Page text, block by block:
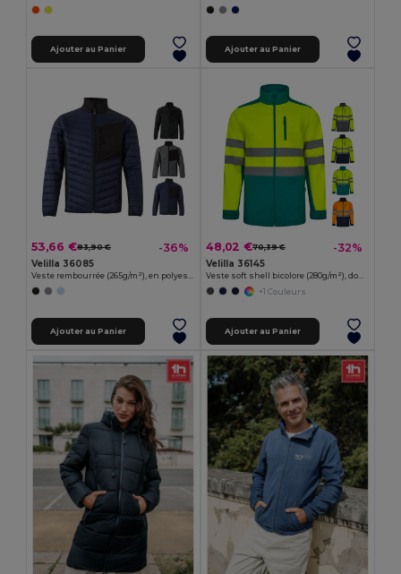
Ajouter au Panier Ajouter au Panier
53,66 €83,90 € -36%
Velilla 36085
Veste rembourrée (265g/m²), en polyester (100%)
Ajouter au Panier
48,02 €70,39 € -32%
Velilla 36145
Veste soft shell bicolore (280g/m²), doublée polaire et membrane TPU, en polyester (96%) et élasthanne (4%)
+1 Couleurs
Ajouter au Panier